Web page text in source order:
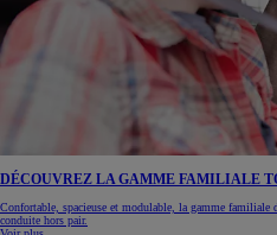
DÉCOUVREZ LA GAMME FAMILIALE
Confortable, spacieuse et modulable, la gamme
conduite hors pair.